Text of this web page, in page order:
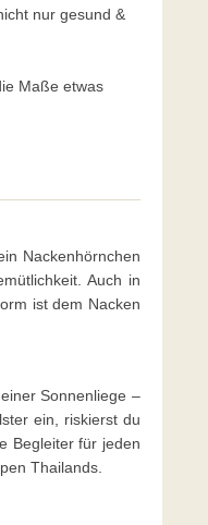
nur gesund &
Maße etwas
Nackenhörnchen
Auch in
ist dem Nacken
Sonnenliege –
ein, riskierst du
Begleiter für jeden
Thailands.